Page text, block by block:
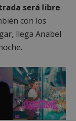
será libre.
con los
llega Anabel